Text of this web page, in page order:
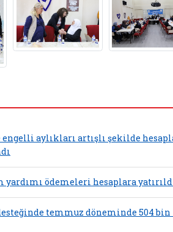
engelli aylıkları artışlı şekilde
yardımı ödemeleri hesaplara
temmuz döneminde 504